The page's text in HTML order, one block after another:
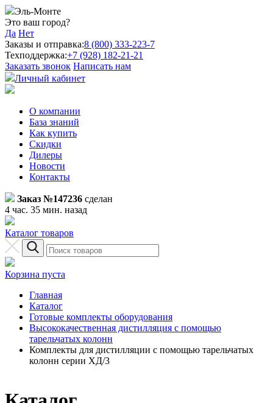
Эль-Монте
Это ваш город?
Да Нет
Заказы и отправка:8 (800) 333-223-7
Техподдержка:+7 (928) 182-21-21
Заказать звонок Написать нам
Личный кабинет
О компании
База знаний
Как купить
Скидки
Дилеры
Новости
Контакты
Заказ №147236 сделан
4 час. 35 мин. назад
Каталог товаров
Корзина пуста
Главная
Каталог
Готовые комплекты оборудования
Высококачественная дистилляция с помощью
тарельчатых колонн
Комплекты для дистилляции с помощью тарельчатых
колонн серии ХД/3